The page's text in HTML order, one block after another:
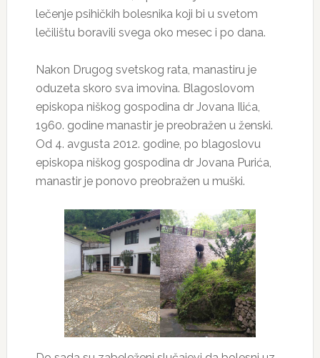
lečenje psihičkih bolesnika koji bi u svetom
lečilištu boravili svega oko mesec i po dana.
Nakon Drugog svetskog rata, manastiru je
oduzeta skoro sva imovina. Blagoslovom
episkopa niškog gospodina dr Jovana Ilića,
1960. godine manastir je preobražen u ženski.
Od 4. avgusta 2012. godine, po blagoslovu
episkopa niškog gospodina dr Jovana Purića,
manastir je ponovo preobražen u muški.